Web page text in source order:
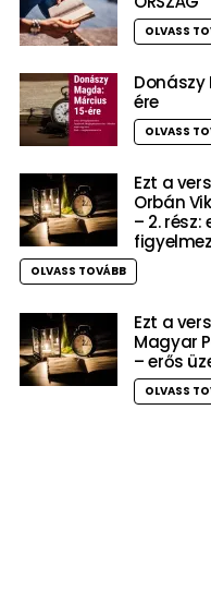
OLVASS
Donászy
ére
OLVASS
Ezt a
Orbán
– 2.
OLVASS TOVÁBB
Ezt a
Magyar
– erős
OLVASS